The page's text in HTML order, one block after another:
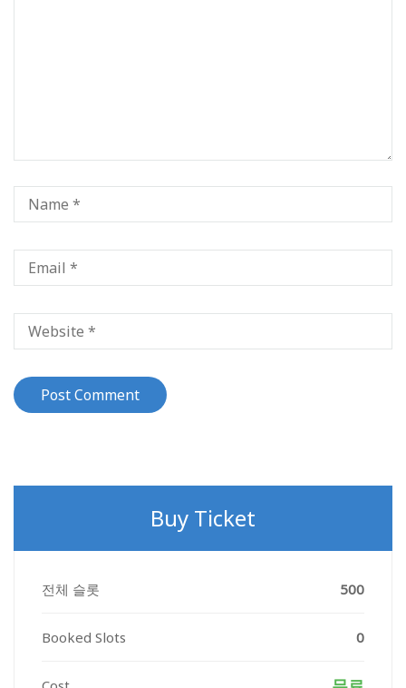
Buy Ticket
전체 슬롯 500
Booked Slots 0